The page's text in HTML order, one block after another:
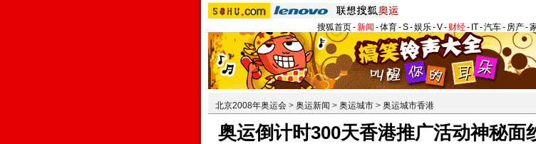
搜狐首页-新闻 -体育-S-娱乐-V- 财经- IT-汽车- 房产-
北京2008年奥运会 > 奥运新闻 > 奥运城市 > 奥运城市香港
奥运倒计时300天香港推广活动神秘面